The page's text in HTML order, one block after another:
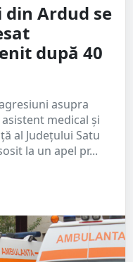
Ardud se
după 40
asupra
medical și
al Județului Satu
la un apel pr...